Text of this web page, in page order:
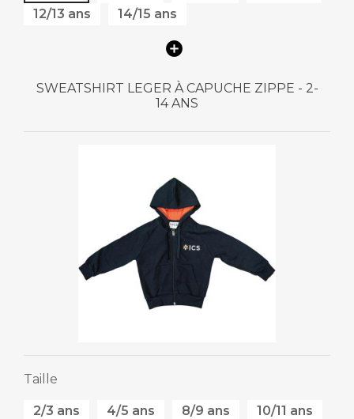
12/13 ans
14/15 ans
SWEATSHIRT LEGER À CAPUCHE ZIPPE - 2-
14 ANS
Taille
2/3 ans 4/5 ans 8/9 ans
10/11 ans